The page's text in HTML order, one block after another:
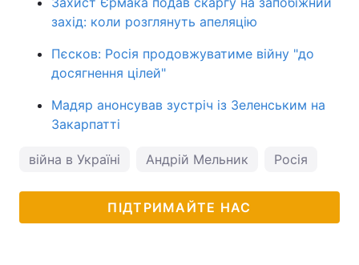
захід: коли розглянуть апеляцію
Пєсков: Росія продовжуватиме війну "до
досягнення цілей"
Мадяр анонсував зустріч із Зеленським на
Закарпатті
війна в Україні Андрій Мельник Росія
ПІДТРИМАЙТЕ НАС